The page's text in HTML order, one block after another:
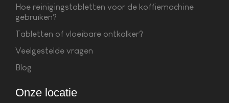
Hoe reinigingstabletten voor de koffiemachine
gebruiken?
Tabletten of vloeibare ontkalker?
Veelgestelde vragen
Blog
Onze locatie